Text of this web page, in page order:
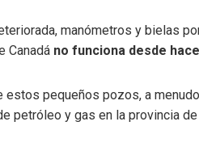
manómetros y bielas
Canadá no funciona desde
estos pequeños pozos, a
petróleo y gas en la provincia